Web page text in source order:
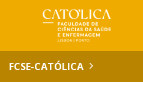
FCSE-CATÓLICA